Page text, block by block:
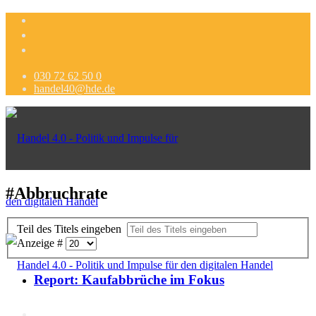
030 72 62 50 0
handel40@hde.de
#Abbruchrate
Teil des Titels eingeben
Anzeige #
Report: Kaufabbrüche im Fokus